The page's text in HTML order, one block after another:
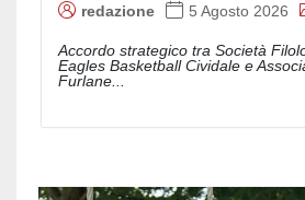
redazione 5 Agosto 2026
Accordo strategico tra Società
Eagles Basketball Cividale e
Furlane...